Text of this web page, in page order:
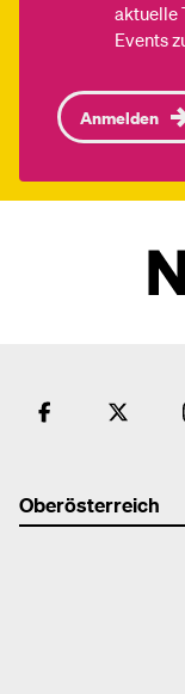
aktuelle
Events
Anmelden
Oberösterreich